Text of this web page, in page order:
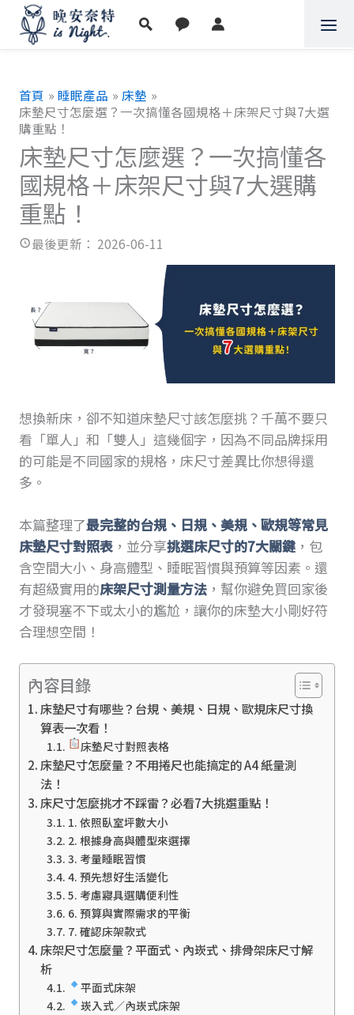
首頁 睡眠產品
床墊
床墊尺寸怎麼選？一次搞懂各國規格＋床架尺寸與7大選
購重點！
床墊尺寸怎麼選？一次搞懂各
國規格＋床架尺寸與7大選購
重點！
2026-06-11
想換新床，卻不知道床墊尺寸該怎麼挑？千萬不要只
看「單人」和「雙人」這幾個字，因為不同品牌採用
的可能是不同國家的規格，床尺寸差異比你想得還
多。
本篇整理了最完整的台規、日規、美規、歐規等常見
床墊尺寸對照表，並分享挑選床尺寸的7大關鍵，包
含空間大小、身高體型、睡眠習慣與預算等因素。還
有超級實用的床架尺寸測量方法，幫你避免買回家後
才發現塞不下或太小的尷尬，讓你的床墊大小剛好符
合理想空間！
內容目錄
床墊尺寸有哪些？台規、美規、日規、歐規床尺寸換
算表一次看！
床墊尺寸對照表格
床墊尺寸怎麼量？不用捲尺也能搞定的 A4 紙量測
法！
床尺寸怎麼挑才不踩雷？必看7大挑選重點！
1. 依照臥室坪數大小
2. 根據身高與體型來選擇
3. 考量睡眠習慣
4. 預先想好生活變化
5. 考慮寢具選購便利性
6. 預算與實際需求的平衡
7. 確認床架款式
床架尺寸怎麼量？平面式、內崁式、排骨架床尺寸解
析
平面式床架
崁入式／內崁式床架